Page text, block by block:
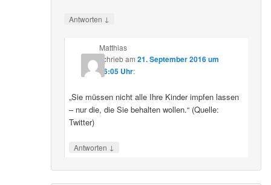
Antworten ↓
Matthias
schriebam 21. September 2016 um
16:05 Uhr:
„Sie müssen nicht alle Ihre Kinder impfen lassen
– nur die, die Sie behalten wollen.“ (Quelle:
Twitter)
Antworten ↓